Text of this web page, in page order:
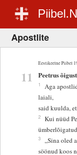
Apostlite
Eestikeelne Piibel
11 Peetrus
1
Aga
laiali,
said kuulda,
2 Kui nüüd
3 „Sina oled
söönud koos